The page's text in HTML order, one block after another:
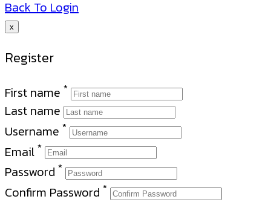
Back To Login
x
Register
First name *
Last name
Username *
Email *
Password *
Confirm Password *